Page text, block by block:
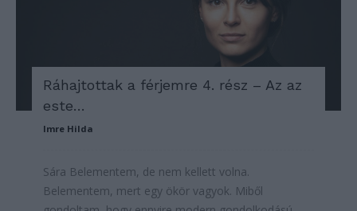
Ráhajtottak a férjemre 4. rész – Az az
este…
Imre Hilda
Sára Belementem, de nem kellett volna.
Belementem, mert egy ökör vagyok. Miből